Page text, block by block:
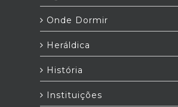
Onde Dormir
Heráldica
História
Instituições